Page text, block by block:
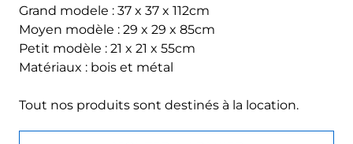
Grand modele : 37 x 37 x 112cm
Moyen modèle : 29 x 29 x 85cm
Petit modèle : 21 x 21 x 55cm
Matériaux : bois et métal
Tout nos produits sont destinés à la location.